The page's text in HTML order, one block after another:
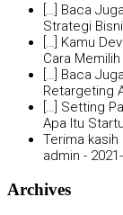
[…] Baca
Strategi
[…] Kamu
Cara
[…] Baca
Retargeting
[…] Setting
Apa Itu
Terima kasih
admin -
Archives